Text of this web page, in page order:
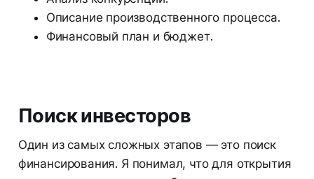
Описание производственного процесса.
Финансовый план и бюджет.
Поиск инвесторов
Один из самых сложных этапов — это поиск
финансирования. Я понимал, что для открытия